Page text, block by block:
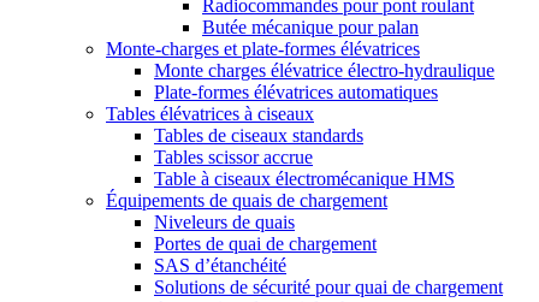
Radiocommandes pour pont roulant
Butée mécanique pour palan
Monte-charges et plate-formes élévatrices
Monte charges élévatrice électro-hydraulique
Plate-formes élévatrices automatiques
Tables élévatrices à ciseaux
Tables de ciseaux standards
Tables scissor accrue
Table à ciseaux électromécanique HMS
Équipements de quais de chargement
Niveleurs de quais
Portes de quai de chargement
SAS d’étanchéité
Solutions de sécurité pour quai de chargement